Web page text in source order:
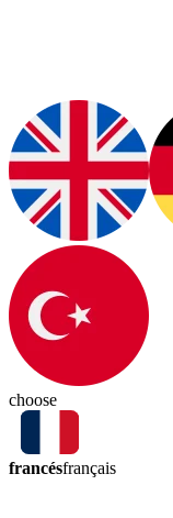
choose
francésfrançais